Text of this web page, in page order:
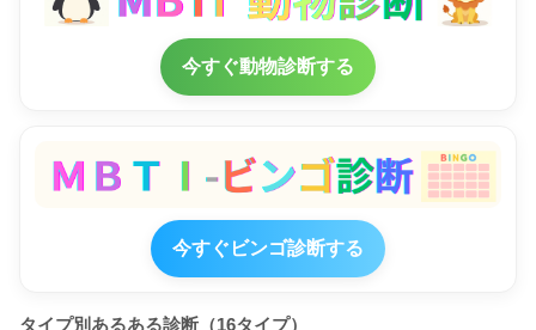
今すぐ動物診断する
今すぐビンゴ診断する
タイプ別あるある診断（16タイプ）